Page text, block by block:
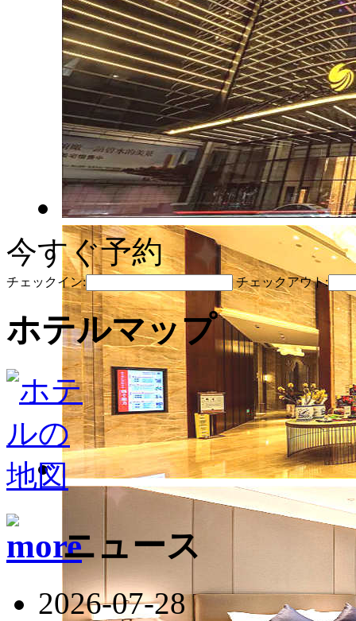
今すぐ予約
チェックイン: チェックアウト:
ホテルマップ
ニュース
2026-07-28